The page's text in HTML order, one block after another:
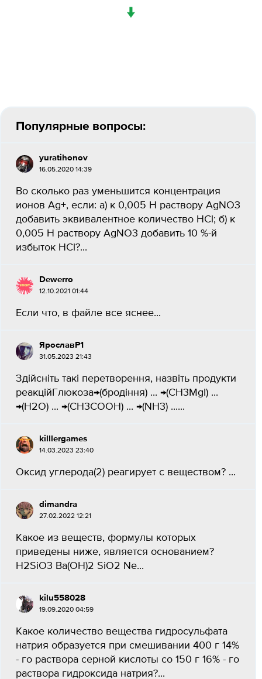
↓
Популярные вопросы:
yuratihonov
16.05.2020 14:39
Во сколько раз уменьшится концентрация
ионов Ag+, если: а) к 0,005 Н раствору AgNO3
добавить эквивалентное количество НСl; б) к
0,005 Н раствору AgNO3 добавить 10 %-й
избыток НСl?...
Dewerro
12.10.2021 01:44
Если что, в файле все яснее...
ЯрославР1
31.05.2023 21:43
Здійсніть такі перетворення, назвіть продукти
реакційГлюкоза→(бродіння) ... →(CH3MgI) ...
→(H2O) ... →(CH3COOH) ... →(NH3) ......
killlergames
14.03.2023 23:40
Оксид углерода(2) реагирует с веществом? ​...
dimandra
27.02.2022 12:21
Какое из веществ, формулы которых
приведены ниже, является основанием?
H2SiO3 Ba(OH)2 SiO2 Ne...
kilu558028
19.09.2020 04:59
Какое количество вещества гидросульфата
натрия образуется при смешивании 400 г 14%
- го раствора серной кислоты со 150 г 16% - го
раствора гидроксида натрия?​...